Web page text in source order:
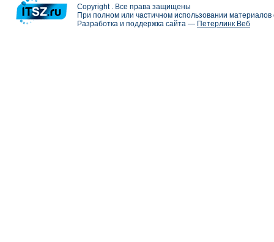
Copyright . Все права защищены
При полном или частичном использовании
Разработка и поддержка сайта — Петерлинк Веб